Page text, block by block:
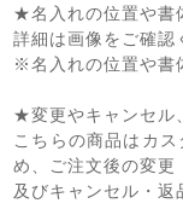
★名入れの位置や書
詳細は画像をご確認
※名入れの位置や書
★変更やキャンセル
こちらの商品はカ
め、ご注文後の変更
及びキャンセル・返